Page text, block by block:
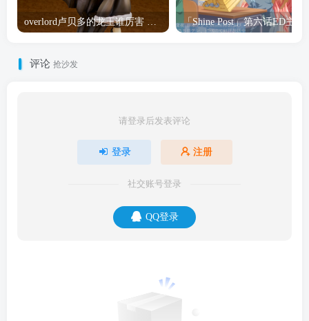
overlord卢贝多的龙王谁厉害 「Overlord」露普斯蕾琪娜·贝塔手办开订
评论 抢沙发
请登录后发表评论
登录 注册
社交账号登录
QQ登录